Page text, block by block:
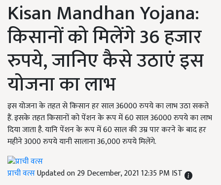
Kisan Mandhan Yojana:
किसानों को मिलेंगे 36 हजार
रुपये, जानिए कैसे उठाएं इस
योजना का लाभ
इस योजना के तहत से किसान हर साल 36000 रुपये का लाभ उठा सकते
हैं. इसके तहत किसानों को पेंशन के रूप में 60 साल 36000 रुपये का लाभ
दिया जाता है. यानि पेंशन के रूप में 60 साल की उम्र पार करने के बाद हर
महीने 3000 रुपये यानी सालाना 36,000 रुपये मिलेंगे.
प्राची वत्सUpdated on 29 December, 2021 12:35 PM IST